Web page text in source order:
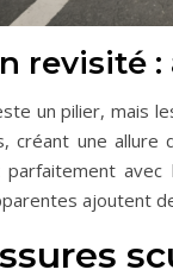
revisité
un pilier, mais
créant une allure
parfaitement
ajoutent